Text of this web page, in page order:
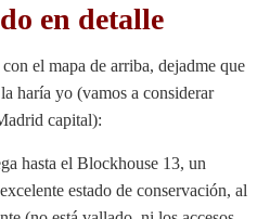
en detalle
el mapa de arriba, dejadme que
haría yo (vamos a considerar
capital):
hasta el Blockhouse 13, un
estado de conservación, al